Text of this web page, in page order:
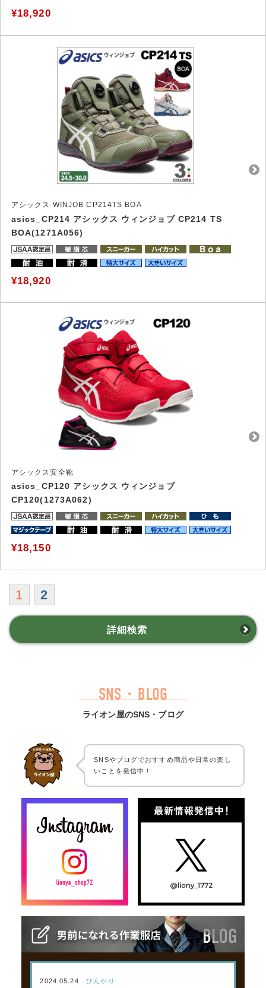
¥18,920
アシックス WINJOB CP214TS BOA
asics_CP214 アシックス ウィンジョブ CP214 TS
BOA(1271A056)
¥18,920
アシックス安全靴
asics_CP120 アシックス ウィンジョブ
CP120(1273A062)
¥18,150
1 2
詳細検索
SNS・BLOG
ライオン屋のSNS・ブログ
SNSやブログでおすすめ商品や日常の楽し
いことを発信中！
2024.05.24 ひんやり